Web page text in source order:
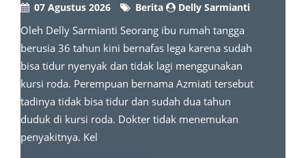
07 Agustus 2026 Berita Delly Sarmianti
Oleh Delly Sarmianti Seorang ibu rumah tangga
berusia 36 tahun kini bernafas lega karena sudah
bisa tidur nyenyak dan tidak lagi menggunakan
kursi roda. Perempuan bernama Azmiati tersebut
tadinya tidak bisa tidur dan sudah dua tahun
duduk di kursi roda. Dokter tidak menemukan
penyakitnya. Kel